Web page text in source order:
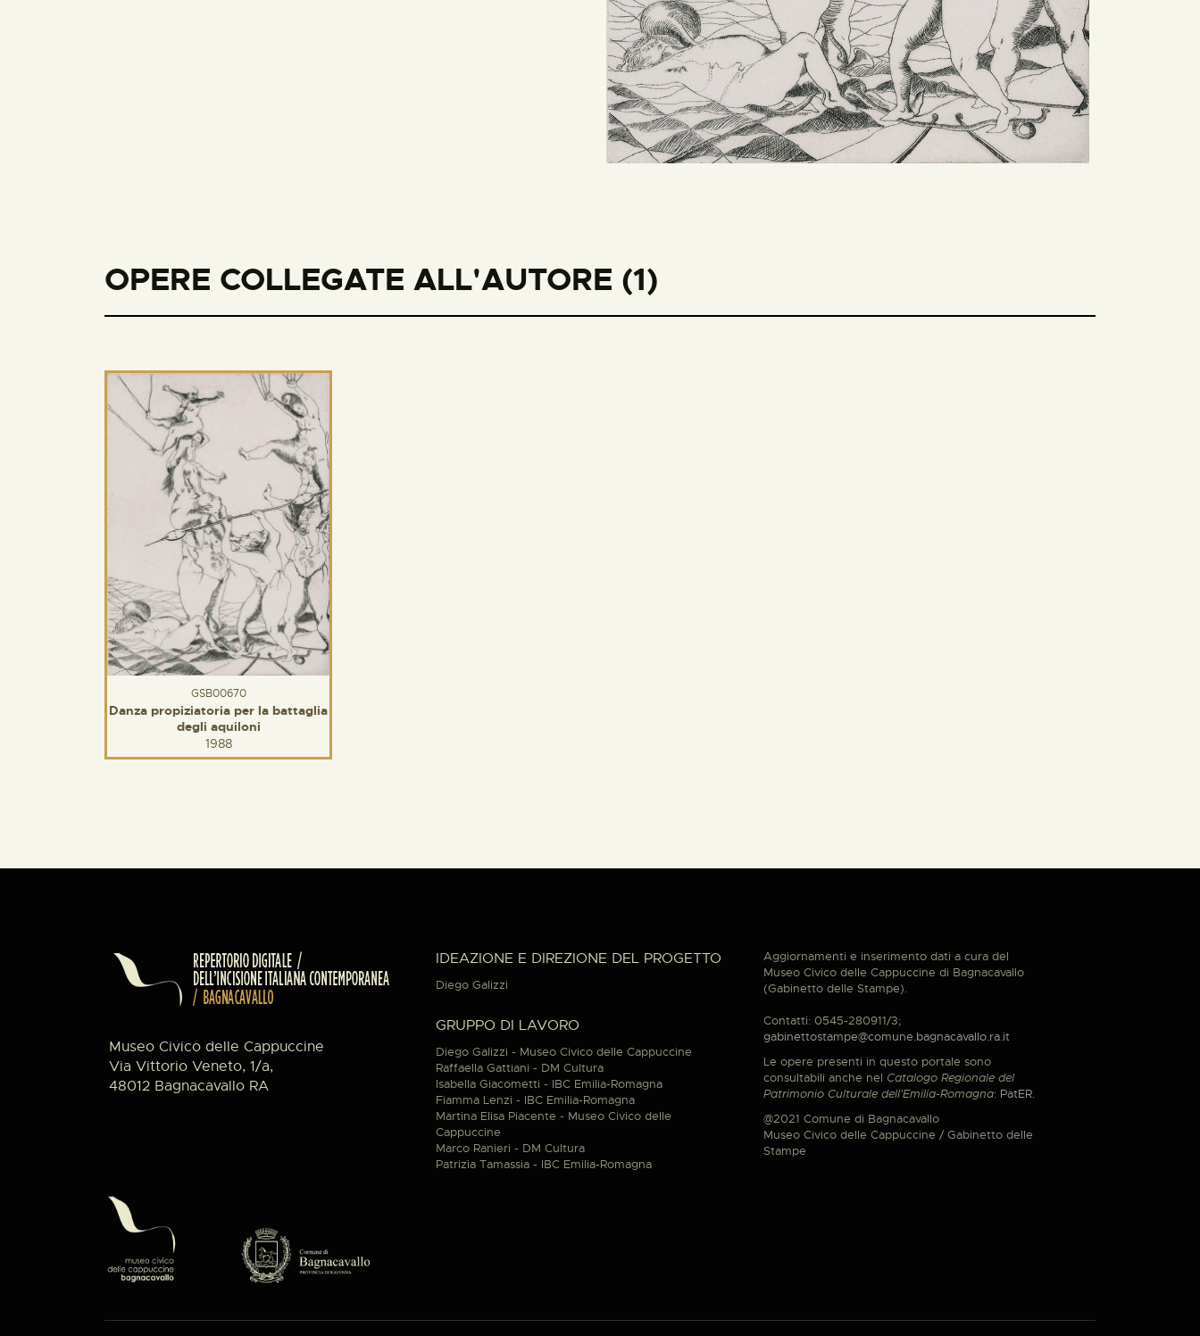
OPERE COLLEGATE ALL'AUTORE (1)
GSB00670
Danza propiziatoria per la battaglia
degli aquiloni
1988
Museo Civico delle Cappuccine
Via Vittorio Veneto, 1/a,
48012 Bagnacavallo RA
IDEAZIONE E DIREZIONE DEL PROGETTO
Diego Galizzi
GRUPPO DI LAVORO
Diego Galizzi - Museo Civico delle Cappuccine
Raffaella Gattiani - DM Cultura
Isabella Giacometti - IBC Emilia-Romagna
Fiamma Lenzi - IBC Emilia-Romagna
Martina Elisa Piacente - Museo Civico delle
Cappuccine
Marco Ranieri - DM Cultura
Patrizia Tamassia - IBC Emilia-Romagna
Aggiornamenti e inserimento dati a cura del
Museo Civico delle Cappuccine di Bagnacavallo
(Gabinetto delle Stampe).
Contatti: 0545-280911/3;
gabinettostampe@comune.bagnacavallo.ra.it
Le opere presenti in questo portale sono
consultabili anche nel Catalogo Regionale del
Patrimonio Culturale dell'Emilia-Romagna: PatER.
@2021 Comune di Bagnacavallo
Museo Civico delle Cappuccine / Gabinetto delle
Stampe